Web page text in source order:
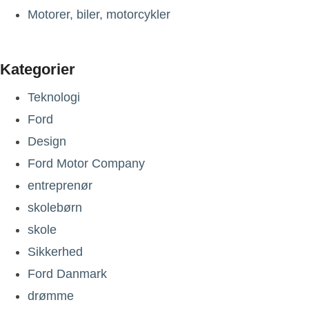
Motorer, biler, motorcykler
Kategorier
Teknologi
Ford
Design
Ford Motor Company
entreprenør
skolebørn
skole
Sikkerhed
Ford Danmark
drømme